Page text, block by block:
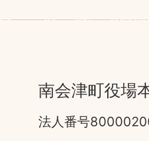
南会津町役場
法人番号